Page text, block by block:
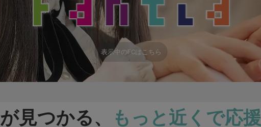
表示中のFCはこちら
が見つかる、 もっと近くで応援